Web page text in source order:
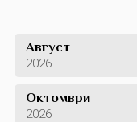
Август
2026
Октомври
2026